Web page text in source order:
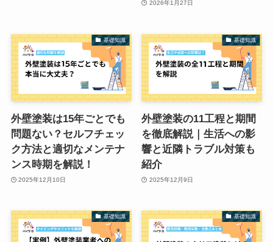
2026年1月27日
基礎知識
外壁塗装は15年ごとでも
問題ない？セルフチェッ
ク方法と適切なメンテナ
ンス時期を解説！
2025年12月10日
基礎知識
外壁塗装の11工程と期間
を徹底解説｜生活への影
響と近隣トラブル対策も
紹介
2025年12月9日
基礎知識 基礎知識